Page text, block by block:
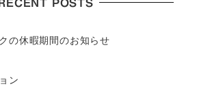
POSTS
の休暇期間のお知らせ
ン